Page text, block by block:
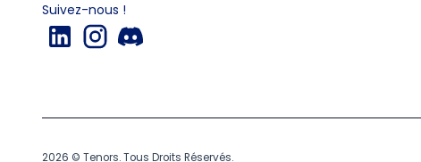
Suivez-nous !
2026 © Tenors. Tous Droits Réservés.